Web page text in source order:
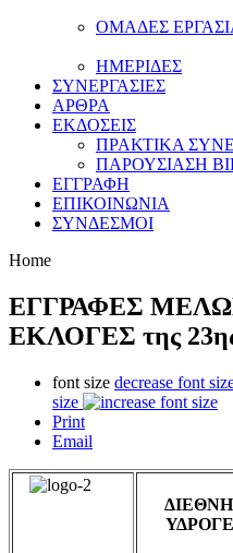
ΟΜΑΔΕΣ
ΗΜΕΡΙΔΕΣ
ΣΥΝΕΡΓΑΣΙΕΣ
ΑΡΘΡΑ
ΕΚΔΟΣΕΙΣ
ΠΡΑΚΤΙΚΑ
ΠΑΡΟΥΣΙΑΣΗ
ΕΓΓΡΑΦΗ
ΕΠΙΚΟΙΝΩΝΙΑ
ΣΥΝΔΕΣΜΟΙ
Home
ΕΓΓΡΑΦΕΣ ΜΕΛΩΝ
ΕΚΛΟΓΕΣ της
font size decrease font
size
Print
Email